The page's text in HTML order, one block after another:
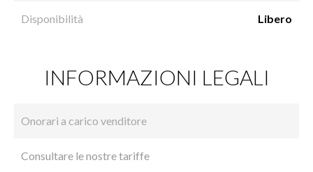
Disponibilità Libero
INFORMAZIONI LEGALI
Onorari a carico venditore
Consultare le nostre tariffe